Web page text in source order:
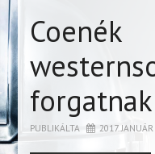
Coenék
forgatnak
PUBLIKÁLTA 2017.